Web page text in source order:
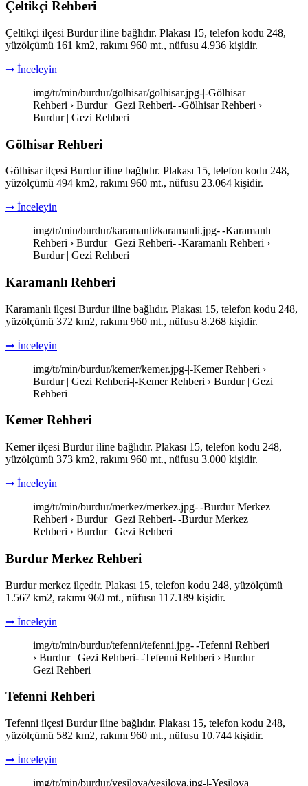
Çeltikçi Rehberi
Çeltikçi ilçesi Burdur iline bağlıdır. Plakası 15, telefon kodu 248,
yüzölçümü 161 km2, rakımı 960 mt., nüfusu 4.936 kişidir.
➞ İnceleyin
img/tr/min/burdur/golhisar/golhisar.jpg-|-Gölhisar
Rehberi › Burdur | Gezi Rehberi-|-Gölhisar Rehberi ›
Burdur | Gezi Rehberi
Gölhisar Rehberi
Gölhisar ilçesi Burdur iline bağlıdır. Plakası 15, telefon kodu 248,
yüzölçümü 494 km2, rakımı 960 mt., nüfusu 23.064 kişidir.
➞ İnceleyin
img/tr/min/burdur/karamanli/karamanli.jpg-|-Karamanlı
Rehberi › Burdur | Gezi Rehberi-|-Karamanlı Rehberi ›
Burdur | Gezi Rehberi
Karamanlı Rehberi
Karamanlı ilçesi Burdur iline bağlıdır. Plakası 15, telefon kodu 248,
yüzölçümü 372 km2, rakımı 960 mt., nüfusu 8.268 kişidir.
➞ İnceleyin
img/tr/min/burdur/kemer/kemer.jpg-|-Kemer Rehberi ›
Burdur | Gezi Rehberi-|-Kemer Rehberi › Burdur | Gezi
Rehberi
Kemer Rehberi
Kemer ilçesi Burdur iline bağlıdır. Plakası 15, telefon kodu 248,
yüzölçümü 373 km2, rakımı 960 mt., nüfusu 3.000 kişidir.
➞ İnceleyin
img/tr/min/burdur/merkez/merkez.jpg-|-Burdur Merkez
Rehberi › Burdur | Gezi Rehberi-|-Burdur Merkez
Rehberi › Burdur | Gezi Rehberi
Burdur Merkez Rehberi
Burdur merkez ilçedir. Plakası 15, telefon kodu 248, yüzölçümü
1.567 km2, rakımı 960 mt., nüfusu 117.189 kişidir.
➞ İnceleyin
img/tr/min/burdur/tefenni/tefenni.jpg-|-Tefenni Rehberi
› Burdur | Gezi Rehberi-|-Tefenni Rehberi › Burdur |
Gezi Rehberi
Tefenni Rehberi
Tefenni ilçesi Burdur iline bağlıdır. Plakası 15, telefon kodu 248,
yüzölçümü 582 km2, rakımı 960 mt., nüfusu 10.744 kişidir.
➞ İnceleyin
img/tr/min/burdur/yesilova/yesilova.jpg-|-Yeşilova